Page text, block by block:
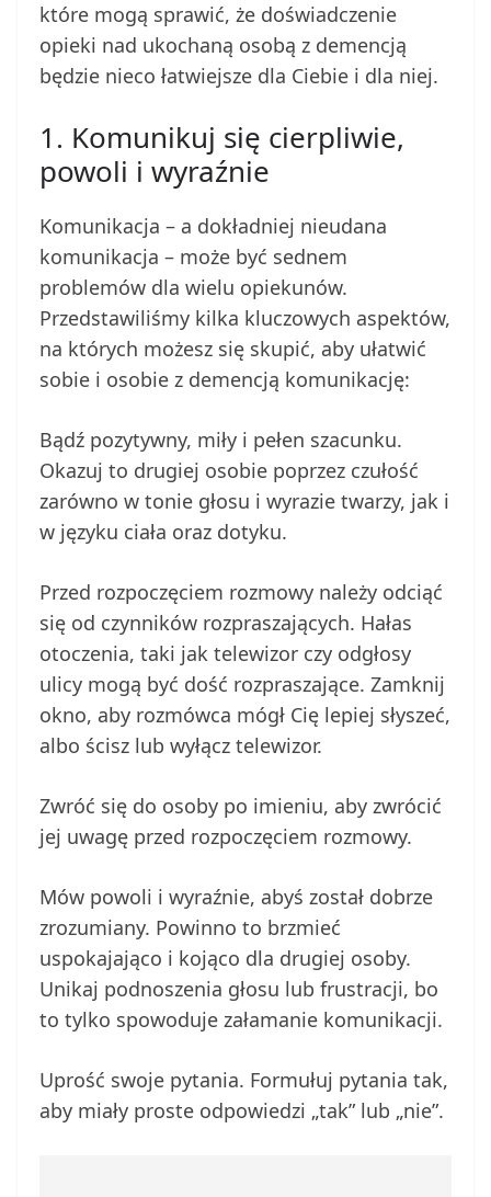
które mogą sprawić, że doświadczenie
opieki nad ukochaną osobą z demencją
będzie nieco łatwiejsze dla Ciebie i dla niej.
1. Komunikuj się cierpliwie,
powoli i wyraźnie
Komunikacja – a dokładniej nieudana
komunikacja – może być sednem
problemów dla wielu opiekunów.
Przedstawiliśmy kilka kluczowych aspektów,
na których możesz się skupić, aby ułatwić
sobie i osobie z demencją komunikację:
Bądź pozytywny, miły i pełen szacunku.
Okazuj to drugiej osobie poprzez czułość
zarówno w tonie głosu i wyrazie twarzy, jak i
w języku ciała oraz dotyku.
Przed rozpoczęciem rozmowy należy odciąć
się od czynników rozpraszających. Hałas
otoczenia, taki jak telewizor czy odgłosy
ulicy mogą być dość rozpraszające. Zamknij
okno, aby rozmówca mógł Cię lepiej słyszeć,
albo ścisz lub wyłącz telewizor.
Zwróć się do osoby po imieniu, aby zwrócić
jej uwagę przed rozpoczęciem rozmowy.
Mów powoli i wyraźnie, abyś został dobrze
zrozumiany. Powinno to brzmieć
uspokajająco i kojąco dla drugiej osoby.
Unikaj podnoszenia głosu lub frustracji, bo
to tylko spowoduje załamanie komunikacji.
Uprość swoje pytania. Formułuj pytania tak,
aby miały proste odpowiedzi „tak” lub „nie”.